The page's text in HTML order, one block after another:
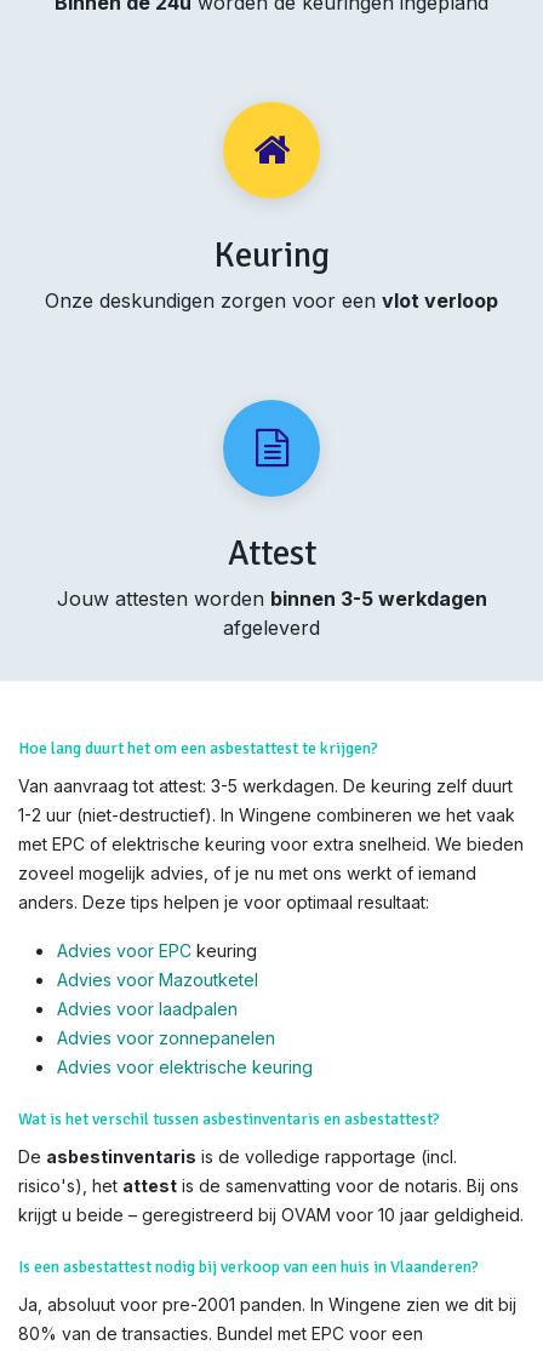
Keuring
Onze deskundigen zorgen voor een vlot verloop
Attest
Jouw attesten worden binnen 3-5 werkdagen
afgeleverd
Hoe lang duurt het om een asbestattest te krijgen?
Van aanvraag tot attest: 3-5 werkdagen. De keuring zelf duurt
1-2 uur (niet-destructief). In Wingene combineren we het vaak
met EPC of elektrische keuring voor extra snelheid. We bieden
zoveel mogelijk advies, of je nu met ons werkt of iemand
anders. Deze tips helpen je voor optimaal resultaat:
Advies voor EPC keuring
Advies voor Mazoutketel
Advies voor laadpalen
Advies voor zonnepanelen
Advies voor elektrische keuring
Wat is het verschil tussen asbestinventaris en asbestattest?
De asbestinventaris is de volledige rapportage (incl.
risico's), het attest is de samenvatting voor de notaris. Bij ons
krijgt u beide – geregistreerd bij OVAM voor 10 jaar geldigheid.
Is een asbestattest nodig bij verkoop van een huis in Vlaanderen?
Ja, absoluut voor pre-2001 panden. In Wingene zien we dit bij
80% van de transacties. Bundel met EPC voor een